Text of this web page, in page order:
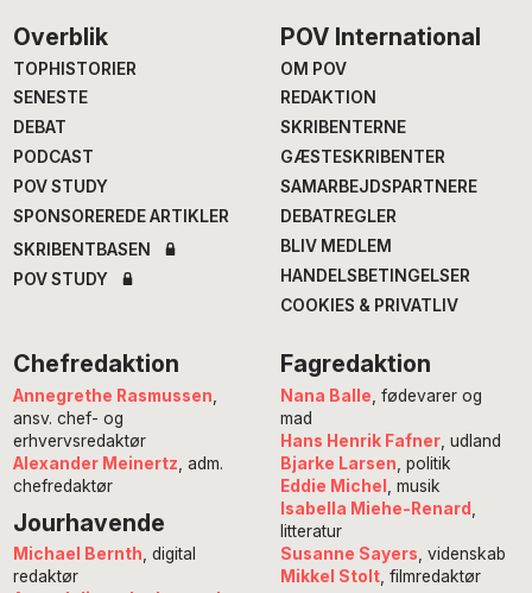
Footer
Overblik
TOPHISTORIER
SENESTE
DEBAT
PODCAST
POV STUDY
SPONSOREREDE ARTIKLER
SKRIBENTBASEN
POV STUDY
POV International
OM POV
REDAKTION
SKRIBENTERNE
GÆSTESKRIBENTER
SAMARBEJDSPARTNERE
DEBATREGLER
BLIV MEDLEM
HANDELSBETINGELSER
COOKIES & PRIVATLIV
Chefredaktion
Annegrethe Rasmussen
ansv. chef- og
erhvervsredaktør
Alexander Meinertz , adm.
chefredaktør
Jourhavende
Michael Bernth, digital
redaktør
Fagredaktion
Nana Balle , fødevarer og
mad
Hans Henrik Fafner, udland
Bjarke Larsen , politik
Eddie Michel
, musik
Isabella Miehe-Renard
litteratur
Susanne Sayers , videnskab
Mikkel Stolt, filmredaktør